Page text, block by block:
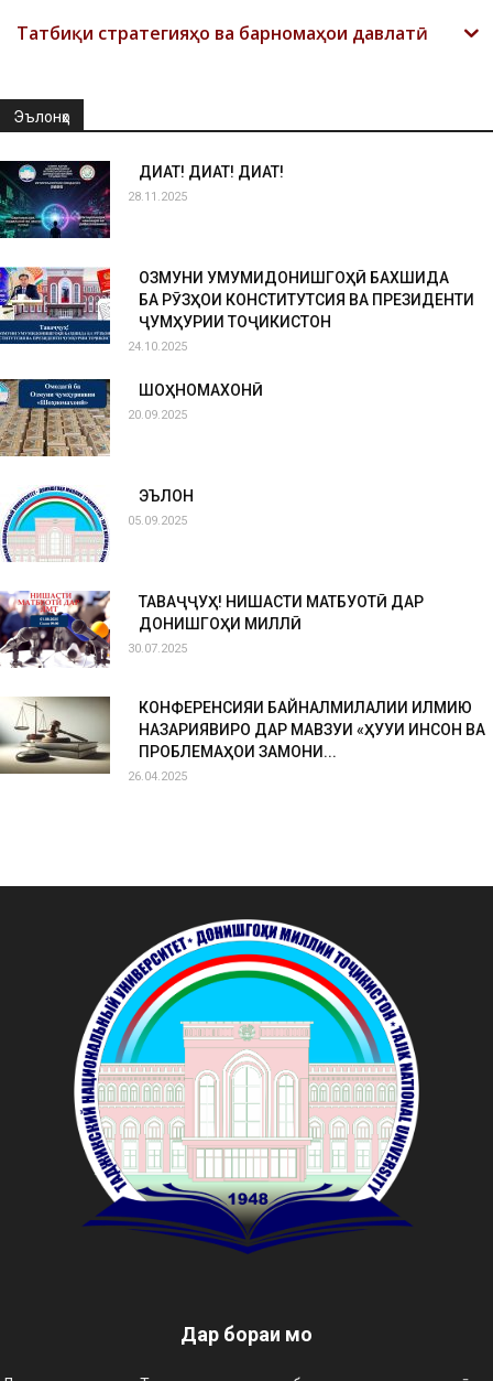
Татбиқи стратегияҳо ва барномаҳои давлатӣ
Эълонҳо
ДИҚҚАТ! ДИҚҚАТ! ДИҚҚАТ!
28.11.2025
ОЗМУНИ УМУМИДОНИШГОҲӢ БАХШИДА
БА РӮЗҲОИ КОНСТИТУТСИЯ ВА ПРЕЗИДЕНТИ
ҶУМҲУРИИ ТОҶИКИСТОН
24.10.2025
ШОҲНОМАХОНӢ
20.09.2025
ЭЪЛОН
05.09.2025
ТАВАҶҶУҲ! НИШАСТИ МАТБУОТӢ ДАР
ДОНИШГОҲИ МИЛЛӢ
30.07.2025
КОНФЕРЕНСИЯИ БАЙНАЛМИЛАЛИИ ИЛМИЮ
НАЗАРИЯВИРО ДАР МАВЗУИ «ҲУҚУҚИ ИНСОН ВА
ПРОБЛЕМАҲОИ ЗАМОНИ...
26.04.2025
Дар бораи мо